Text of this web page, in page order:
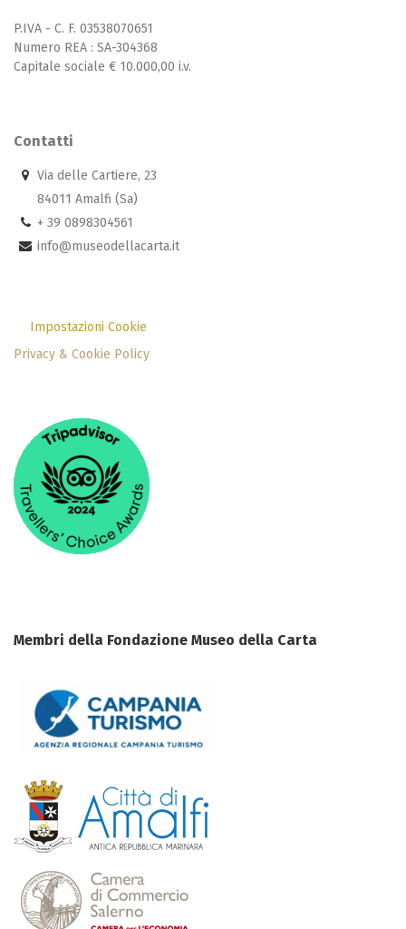
P.IVA - C. F. 03538070651
Numero REA : SA-304368
Capitale sociale € 10.000,00 i.v.
Contatti
Via delle Cartiere, 23
84011 Amalfi (Sa)
+ 39 0898304561
info@museodellacarta.it
Impostazioni Cookie
Privacy & Cookie Policy
Membri della Fondazione Museo della Carta